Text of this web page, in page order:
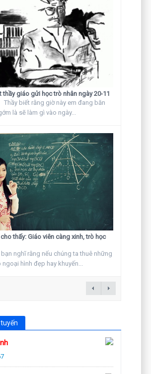
thầy giáo gửi học trò nhân ngày 20-11
Thầy biết rằng giờ này em đang băn
là sẽ làm gì vào ngày...
thấy: Giáo viên càng xinh, trò học
nghĩ rằng nếu chúng ta thuê những
ngoại hình đẹp hay khuyến...